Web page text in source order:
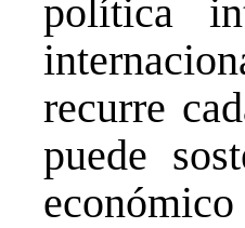
política
recurre
puede